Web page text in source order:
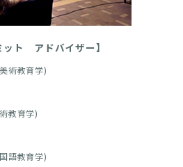
ト アドバイザー】
術教育学)
教育学)
語教育学)